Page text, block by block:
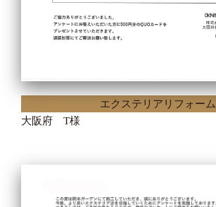
エクステリアリフォーム
大阪府 T様